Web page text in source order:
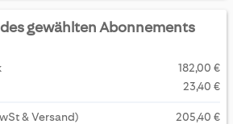
gewählten Abonnements
182,00 €
23,40 €
& Versand) 205,40 €